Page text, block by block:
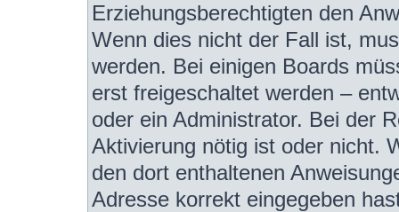
Erziehungsberechtigten den
Wenn dies nicht der Fall ist,
werden. Bei einigen Boards
erst freigeschaltet werden –
oder ein Administrator. Bei der
Aktivierung nötig ist oder nicht.
den dort enthaltenen
Adresse korrekt eingegeben